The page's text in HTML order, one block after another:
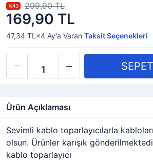
169,90 TL
%43 299,90 TL
47,34 TL×4 Ay'a Varan Taksit Seçenekleri
Ürün Açıklaması
Sevimli kablo toparlayıcılarla
olsun. Ürünler karışık
kablo toparlayıcı